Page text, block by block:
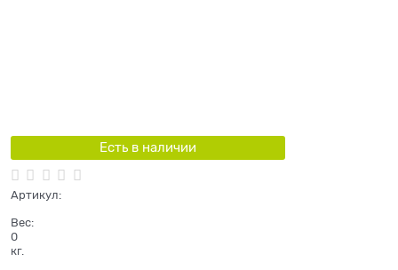
Есть в наличии
Артикул:
Вес:
0
кг.